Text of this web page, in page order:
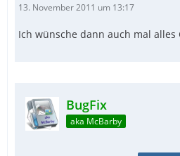
13. November 2011 um 13:17
Ich wünsche dann auch mal alles
BugFix
aka McBarby